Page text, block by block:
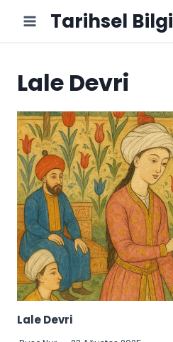
content
Tarihsel Bilgi
Lale Devri
Lale Devri